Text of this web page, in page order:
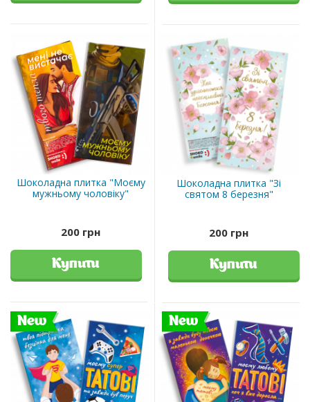
Шоколадна плитка "Моєму
мужньому чоловіку"
200 грн
Купити
Шоколадна плитка "Зі
святом 8 березня"
200 грн
Купити
New New